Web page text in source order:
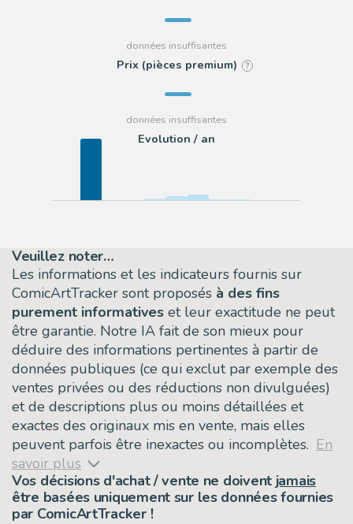
Prix (pièces premium) ?
Evolution / an
Veuillez noter…
Les informations et les indicateurs fournis sur
ComicArtTracker sont proposés à des fins
purement informatives et leur exactitude ne peut
être garantie. Notre IA fait de son mieux pour
déduire des informations pertinentes à partir de
données publiques (ce qui exclut par exemple des
ventes privées ou des réductions non divulguées)
et de descriptions plus ou moins détaillées et
exactes des originaux mis en vente, mais elles
peuvent parfois être inexactes ou incomplètes. En
savoir plus
Vos décisions d'achat / vente ne doivent jamais
être basées uniquement sur les données fournies
par ComicArtTracker !